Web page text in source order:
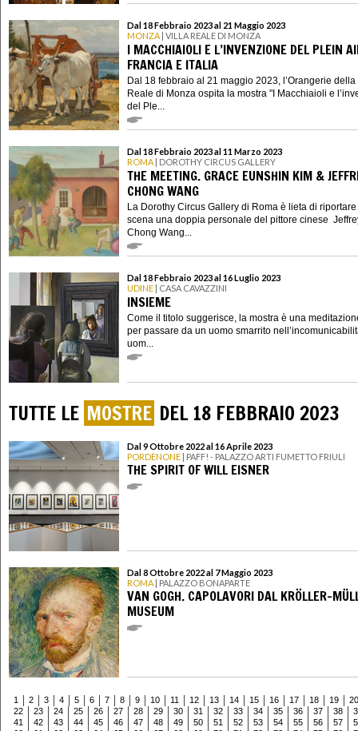
Dal 18 Febbraio 2023 al 21 Maggio 2023
MONZA | VILLA REALE DI MONZA
I MACCHIAIOLI E L’INVENZIONE DEL PLEIN
FRANCIA E ITALIA
Dal 18 febbraio al 21 maggio 2023, l’Orangerie
Reale di Monza ospita la mostra "I Macchiaioli e
del Ple...
Dal 18 Febbraio 2023 al 11 Marzo 2023
ROMA | DOROTHY CIRCUS GALLERY
THE MEETING. GRACE EUNSHIN KIM &
CHONG WANG
La Dorothy Circus Gallery di Roma è lieta di
scena una doppia personale del pittore cinese
Chong Wang...
Dal 18 Febbraio 2023 al 16 Luglio 2023
UDINE | CASA CAVAZZINI
INSIEME
Come il titolo suggerisce, la mostra è una
per passare da un uomo smarrito
uom...
TUTTE LE MOSTRE DEL 18 FEBBRAIO 2023
Dal 9 Ottobre 2022 al 16 Aprile 2023
PORDENONE | PAFF! - PALAZZO ARTI FUMETTO FRIULI
THE SPIRIT OF WILL EISNER
Dal 8 Ottobre 2022 al 7 Maggio 2023
ROMA | PALAZZO BONAPARTE
VAN GOGH. CAPOLAVORI DAL KRÖLLER-
MUSEUM
1 2 3 4 5 6 7 8 9 10 11 12 13 14 15 16 17 18 19
20
22
23 24 25 26 27 28 29 30 31 32 33 34 35 36 37 38
41
42 43 44 45 46 47 48 49 50 51 52 53 54 55 56 57